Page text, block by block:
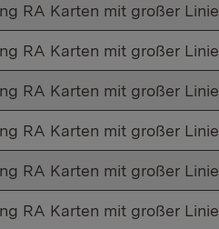
RA Karten mit großer
RA Karten mit großer
RA Karten mit großer
RA Karten mit großer
RA Karten mit großer
RA Karten mit großer